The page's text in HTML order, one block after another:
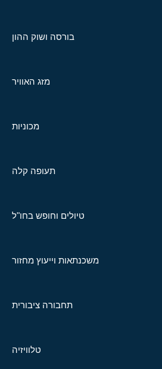
בורסה ושוק ההון
מזג האוויר
מכוניות
תעופה קלה
טיולים וחופש בחו"ל
משכנתאות וייעוץ מחזור
תחבורה ציבורית
טלוויזיה